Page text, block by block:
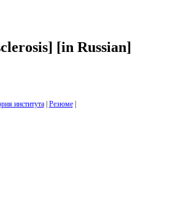
[in Russian]
института| Резюме|